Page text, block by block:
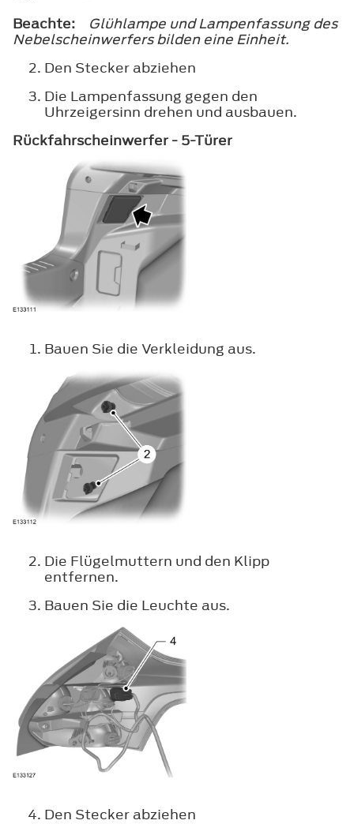
Beachte:
Glühlampe und Lampenfassung des
Nebelscheinwerfers bilden eine Einheit.
Den Stecker abziehen
Die Lampenfassung gegen den
Uhrzeigersinn drehen und ausbauen.
Rückfahrscheinwerfer - 5-Türer
Bauen Sie die Verkleidung aus.
Die Flügelmuttern und den Klipp
entfernen.
Bauen Sie die Leuchte aus.
Den Stecker abziehen